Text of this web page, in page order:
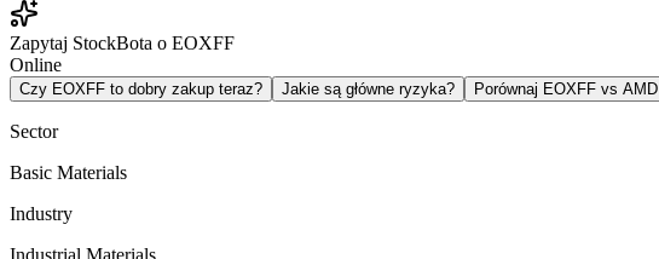
Zapytaj StockBota o EOXFF
Online
Czy EOXFF to dobry zakup teraz? Jakie są główne ryzyka? Porównaj EOXFF vs AMD
Sector
Basic Materials
Industry
Industrial Materials